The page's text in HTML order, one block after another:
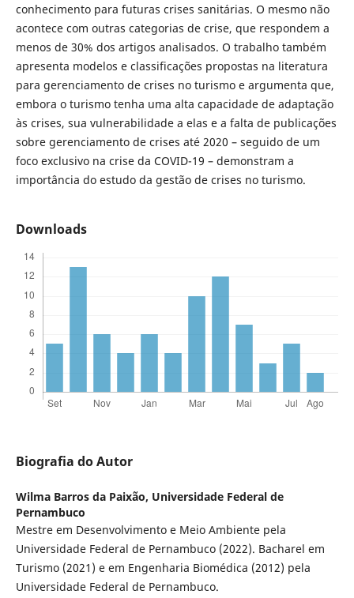
conhecimento para futuras crises sanitárias. O mesmo não
acontece com outras categorias de crise, que respondem a
menos de 30% dos artigos analisados. O trabalho também
apresenta modelos e classificações propostas na literatura
para gerenciamento de crises no turismo e argumenta que,
embora o turismo tenha uma alta capacidade de adaptação
às crises, sua vulnerabilidade a elas e a falta de publicações
sobre gerenciamento de crises até 2020 – seguido de um
foco exclusivo na crise da COVID-19 – demonstram a
importância do estudo da gestão de crises no turismo.
Downloads
Biografia do Autor
Wilma Barros da Paixão, Universidade Federal de
Pernambuco
Mestre em Desenvolvimento e Meio Ambiente pela
Universidade Federal de Pernambuco (2022). Bacharel em
Turismo (2021) e em Engenharia Biomédica (2012) pela
Universidade Federal de Pernambuco.